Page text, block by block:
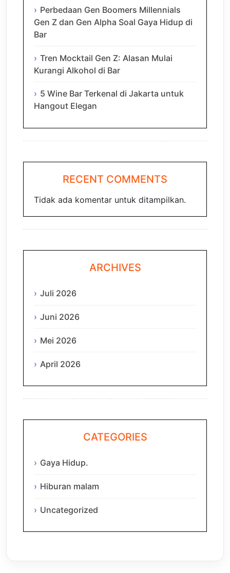
Perbedaan Gen Boomers Millennials
Gen Z dan Gen Alpha Soal Gaya Hidup di
Bar
Tren Mocktail Gen Z: Alasan Mulai
Kurangi Alkohol di Bar
5 Wine Bar Terkenal di Jakarta untuk
Hangout Elegan
RECENT COMMENTS
Tidak ada komentar untuk ditampilkan.
ARCHIVES
Juli 2026
Juni 2026
Mei 2026
April 2026
CATEGORIES
Gaya Hidup.
Hiburan malam
Uncategorized